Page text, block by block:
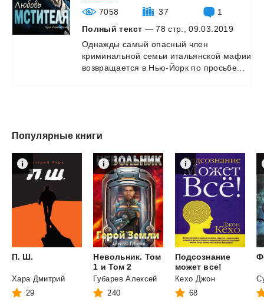
7058
37
1
Полный текст — 78 стр., 09.03.2019
Однажды самый опасный член
криминальной семьи итальянской мафии
возвращается в Нью-Йорк по просьбе...
Популярные книги
П. Ш.
Хара Дмитрий
29
Невольник. Том
1 и Том 2
Губарев Алексей
240
Подсознание
может все!
Кехо Джон
68